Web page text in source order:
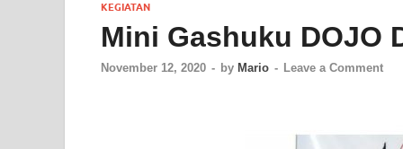
KEGIATAN
Mini Gashuku DOJO
November 12, 2020 - by Mario - Leave a Comment